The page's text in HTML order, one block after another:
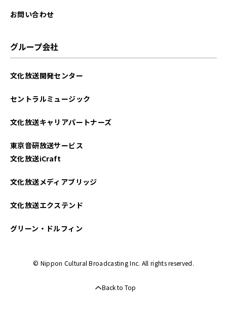
お問い合わせ
グループ会社
文化放送開発センター
セントラルミュージック
文化放送キャリアパートナーズ
東京音研放送サービス
文化放送iCraft
文化放送メディアブリッジ
文化放送エクステンド
グリーン・ドルフィン
© Nippon Cultural Broadcasting Inc. All rights reserved.
Back to Top